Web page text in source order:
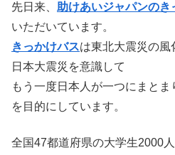
先日来、 助けあいジャパンのき
いただいています。
きっかけバスは東北大震災の風
日本大震災を意識して
もう一度日本人が一つにまと
を目的にしています。
全国47都道府県の大学生2000